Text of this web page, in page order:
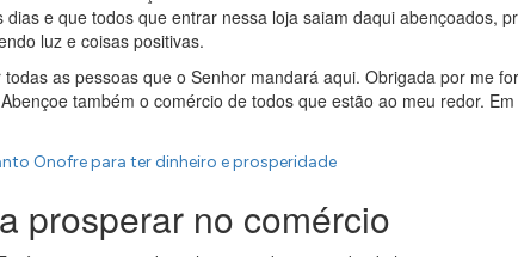
dias e que todos que entrar nessa loja saiam daqui abençoados,
luz e coisas positivas.
as pessoas que o Senhor mandará aqui. Obrigada por me
também o comércio de todos que estão ao meu redor.
Onofre para ter dinheiro e prosperidade
prosperar no comércio